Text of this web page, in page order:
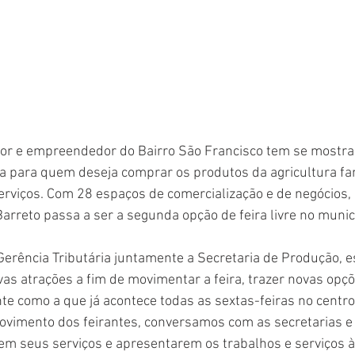
e empreendedor do Bairro São Francisco tem se
para quem deseja comprar os produtos da agricultura
Com 28 espaços de comercialização e de
passa a ser a segunda opção de feira livre no
Tributária juntamente a Secretaria de Produção,
atrações a fim de movimentar a feira, trazer novas
como a que já acontece todas as sextas-feiras no
dos feirantes, conversamos com as secretarias
seus serviços e apresentarem os trabalhos e serviços